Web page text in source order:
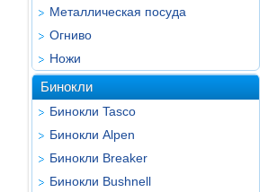
Металлическая посуда
Огниво
Ножи
Бинокли
Бинокли Tasco
Бинокли Alpen
Бинокли Breaker
Бинокли Bushnell